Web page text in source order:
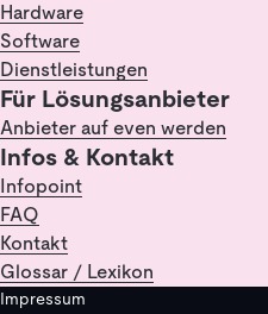
Hardware
Software
Dienstleistungen
Für Lösungsanbieter
Anbieter auf even werden
Infos & Kontakt
Infopoint
FAQ
Kontakt
Glossar / Lexikon
Impressum